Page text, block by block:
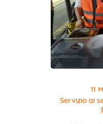
11
Servizio ai